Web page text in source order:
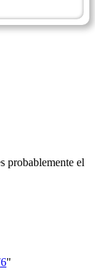
probablemente el
"